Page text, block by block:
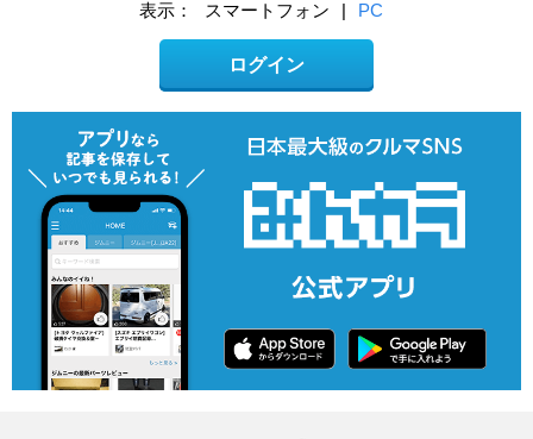
表示： スマートフォン | PC
ログイン